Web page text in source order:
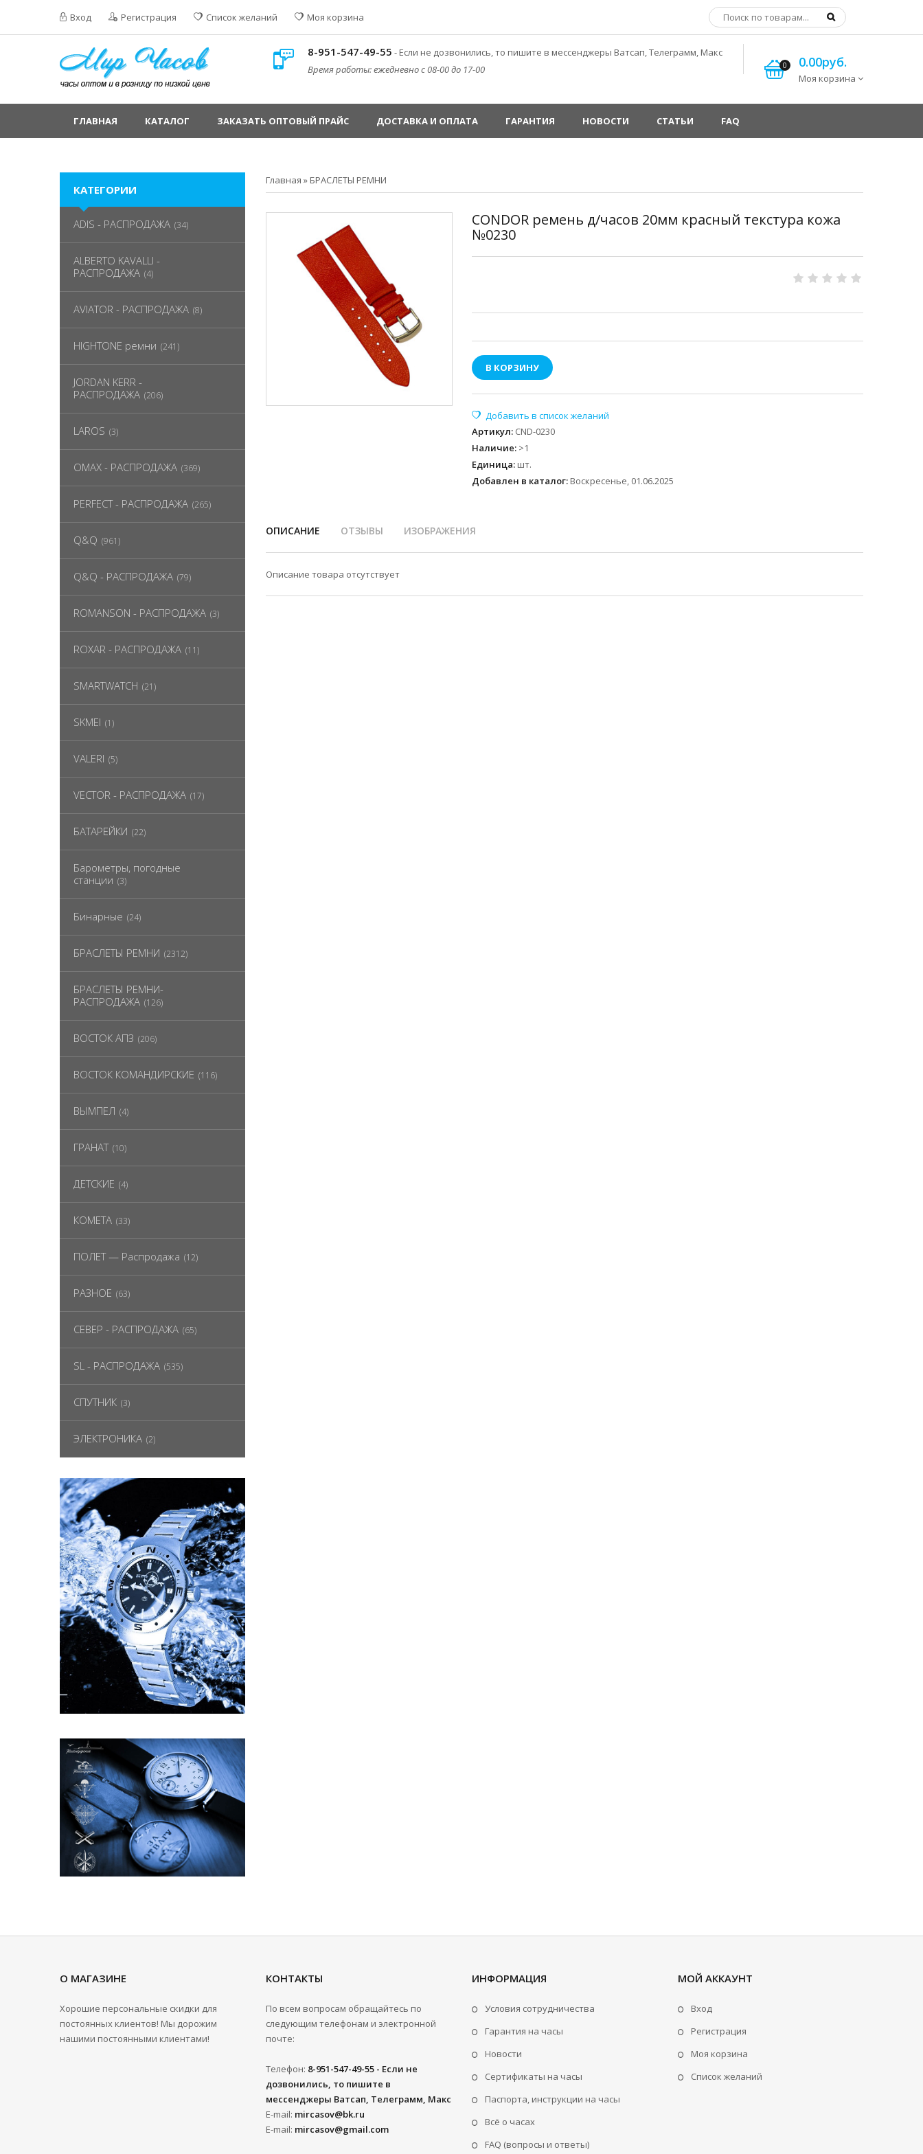
Вход Регистрация Список желаний Моя корзина
8-951-547-49-55 - Если не дозвонились, то пишите в мессенджеры Ватсап, Телеграмм, Макс
Время работы: ежедневно с 08-00 до 17-00
0 0.00руб.
Моя корзина
ГЛАВНАЯ КАТАЛОГ ЗАКАЗАТЬ ОПТОВЫЙ ПРАЙС ДОСТАВКА И ОПЛАТА ГАРАНТИЯ НОВОСТИ СТАТЬИ FAQ
Главная » БРАСЛЕТЫ РЕМНИ
CONDOR ремень д/часов 20мм красный текстура кожа
№0230
В КОРЗИНУ
Артикул: CND-0230
Наличие: >1
Единица: шт.
Добавлен в каталог: Воскресенье, 01.06.2025
ОПИСАНИЕ ОТЗЫВЫ ИЗОБРАЖЕНИЯ
Описание товара отсутствует
КАТЕГОРИИ
ADIS - РАСПРОДАЖА (34)
ALBERTO KAVALLI -
РАСПРОДАЖА (4)
AVIATOR - РАСПРОДАЖА (8)
HIGHTONE ремни (241)
JORDAN KERR -
РАСПРОДАЖА (206)
LAROS (3)
OMAX - РАСПРОДАЖА (369)
PERFECT - РАСПРОДАЖА (265)
Q&Q (961)
Q&Q - РАСПРОДАЖА (79)
ROMANSON - РАСПРОДАЖА (3)
ROXAR - РАСПРОДАЖА (11)
SMARTWATCH (21)
SKMEI (1)
VALERI (5)
VECTOR - РАСПРОДАЖА (17)
БАТАРЕЙКИ (22)
Барометры, погодные
станции (3)
Бинарные (24)
БРАСЛЕТЫ РЕМНИ (2312)
БРАСЛЕТЫ РЕМНИ-
РАСПРОДАЖА (126)
ВОСТОК АПЗ (206)
ВОСТОК КОМАНДИРСКИЕ (116)
ВЫМПЕЛ (4)
ГРАНАТ (10)
ДЕТСКИЕ (4)
КОМЕТА (33)
ПОЛЕТ — Распродажа (12)
РАЗНОЕ (63)
СЕВЕР - РАСПРОДАЖА (65)
SL - РАСПРОДАЖА (535)
СПУТНИК (3)
ЭЛЕКТРОНИКА (2)
О МАГАЗИНЕ
Хорошие персональные скидки для
постоянных клиентов! Мы дорожим
нашими постоянными клиентами!
КОНТАКТЫ
По всем вопросам обращайтесь по
следующим телефонам и электронной
почте:
Телефон: 8-951-547-49-55 - Если не
дозвонились, то пишите в
мессенджеры Ватсап, Телеграмм, Макс
E-mail: mircasov@bk.ru
E-mail: mircasov@gmail.com
ИНФОРМАЦИЯ
Условия сотрудничества
Гарантия на часы
Новости
Сертификаты на часы
Паспорта, инструкции на часы
Всё о часах
FAQ (вопросы и ответы)
МОЙ АККАУНТ
Вход
Регистрация
Моя корзина
Cписок желаний